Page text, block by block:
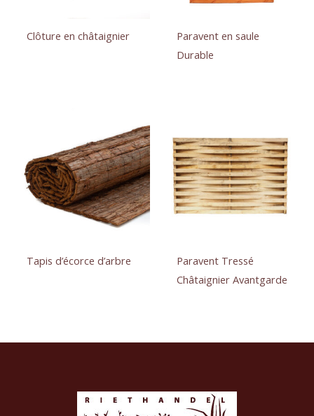
Clôture en châtaignier
Paravent en saule
Durable
Tapis d’écorce d’arbre
Paravent Tressé
Châtaignier Avantgarde